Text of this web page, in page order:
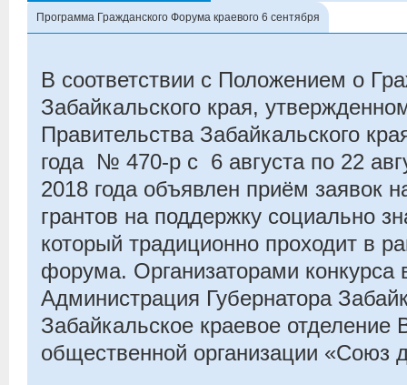
Программа Гражданского Форума краевого 6 сентября
В соответствии с Положением о
Забайкальского края,
Правительства Забайкальского
года № 470-р с 6 августа по 22
2018 года объявлен приём заявок
грантов на поддержку социально
который традиционно проходит в
форума. Организаторами конкурса
Администрация Губернатора
Забайкальское краевое отделение
общественной организации «Союз